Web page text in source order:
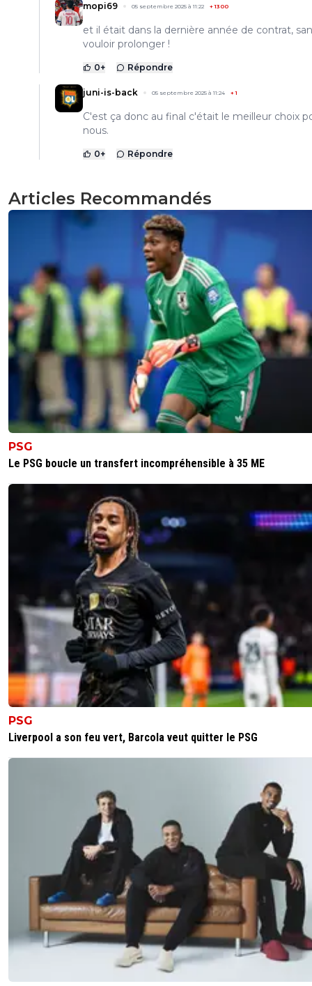
mopi69 05 septembre 2025 à 11:22 +1300
et il était dans la dernière année de contrat,
vouloir prolonger !
0+ Répondre
juni-is-back 05 septembre 2025 à 11:24 +1
C'est ça donc au final c'était le meilleur choix
nous.
0+ Répondre
Articles Recommandés
PSG
Le PSG boucle un transfert incompréhensible à 35 ME
PSG
Liverpool a son feu vert, Barcola veut quitter le PSG